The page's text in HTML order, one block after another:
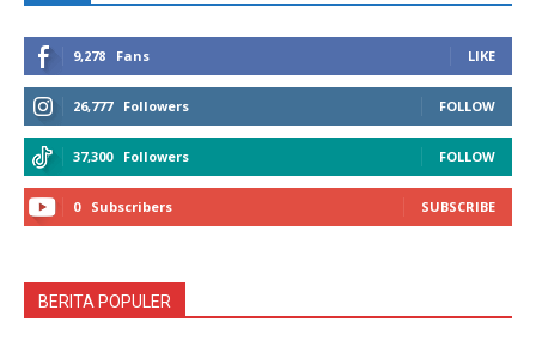
9,278 Fans LIKE
26,777 Followers FOLLOW
37,300 Followers FOLLOW
0 Subscribers SUBSCRIBE
BERITA POPULER